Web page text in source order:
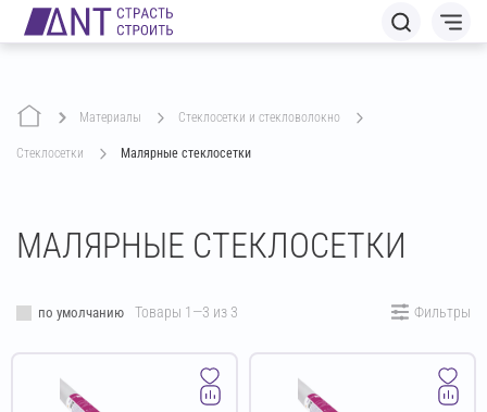
Материалы стеклосетки и стекловолокно
стеклосетки Малярные стеклосетки
МАЛЯРНЫЕ СТЕКЛОСЕТКИ
по умолчанию Товары 1—3 из 3 Фильтры